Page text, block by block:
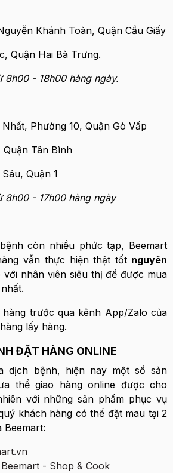
Khánh Toàn, Quận Cầu Giấy
Quận Hai Bà Trưng.
8h00 - 18h00 hàng ngày.
Phường 10, Quận Gò Vấp
Quận Tân Bình
Quận 1
8h00 - 17h00 hàng ngày
còn nhiều phức tạp, Beemart
vẫn thực hiện thật tốt nguyên
với nhân viên siêu thị để được mua
hàng trước qua kênh App/Zalo của
lấy hàng.
ĐẶT HÀNG ONLINE
dịch bệnh, hiện nay một số sản
thể giao hàng online được cho
với những sản phẩm phục vụ
khách hàng có thể đặt mau tại 2
Beemart:
Beemart - Shop & Cook